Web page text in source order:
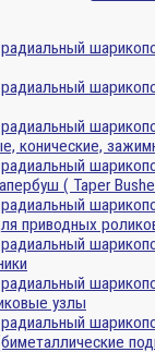
конические,
( Taper
приводных
узлы